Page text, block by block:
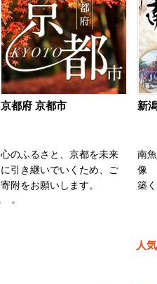
京都府 京都市
心のふるさと、京都を未来
に引き継いでいくため、ご
寄附をお願いします。
新
南
像
築
人